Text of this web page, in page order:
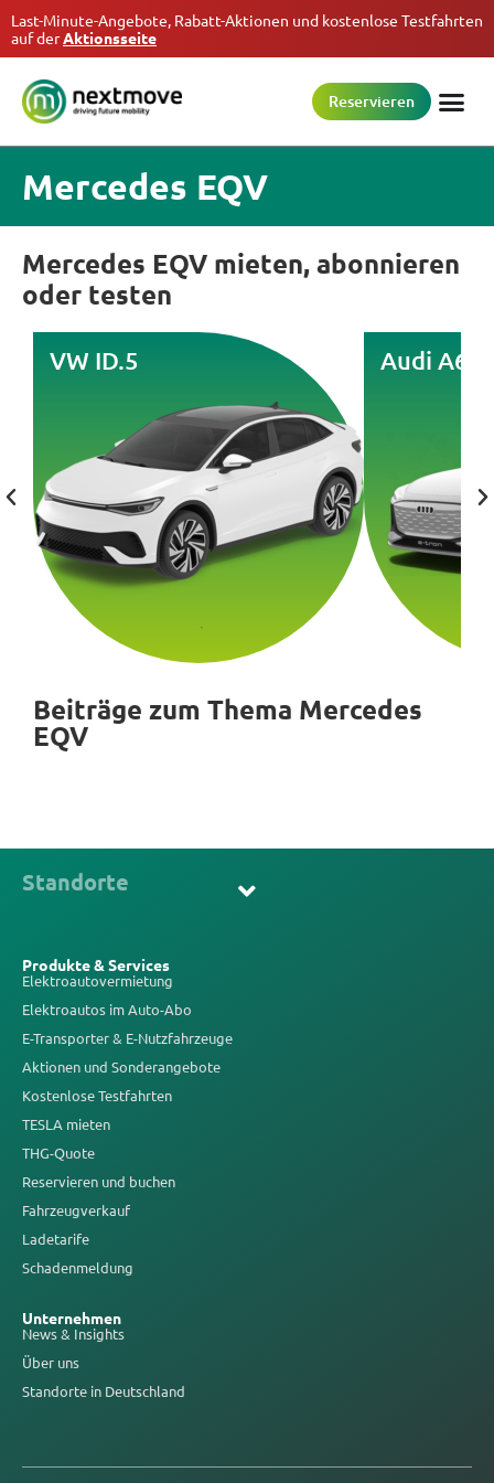
Last-Minute-Angebote, Rabatt-Aktionen und kostenlose Testfahrten
auf derAktionsseite
Reservieren
Mercedes EQV
Mercedes EQV mieten, abonnieren
oder testen
VW ID.5 Audi A6
Beiträge zum Thema Mercedes
EQV
Standorte
Produkte & Services
Elektroautovermietung
Elektroautos im Auto-Abo
E-Transporter & E-Nutzfahrzeuge
Aktionen und Sonderangebote
Kostenlose Testfahrten
TESLA mieten
THG-Quote
Reservieren und buchen
Fahrzeugverkauf
Ladetarife
Schadenmeldung
Unternehmen
News & Insights
Über uns
Standorte in Deutschland